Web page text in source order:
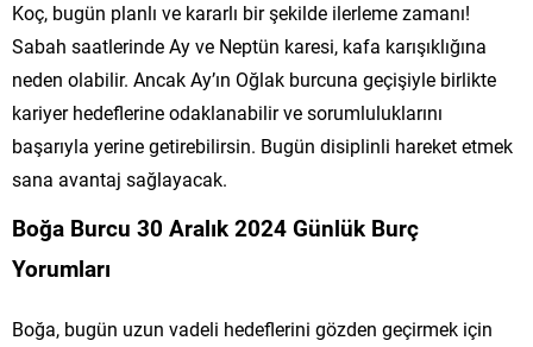
Koç, bugün planlı ve kararlı bir şekilde ilerleme zamanı!
Sabah saatlerinde Ay ve Neptün karesi, kafa karışıklığına
neden olabilir. Ancak Ay’ın Oğlak burcuna geçişiyle birlikte
kariyer hedeflerine odaklanabilir ve sorumluluklarını
başarıyla yerine getirebilirsin. Bugün disiplinli hareket etmek
sana avantaj sağlayacak.
Boğa Burcu 30 Aralık 2024 Günlük Burç
Yorumları
Boğa, bugün uzun vadeli hedeflerini gözden geçirmek için